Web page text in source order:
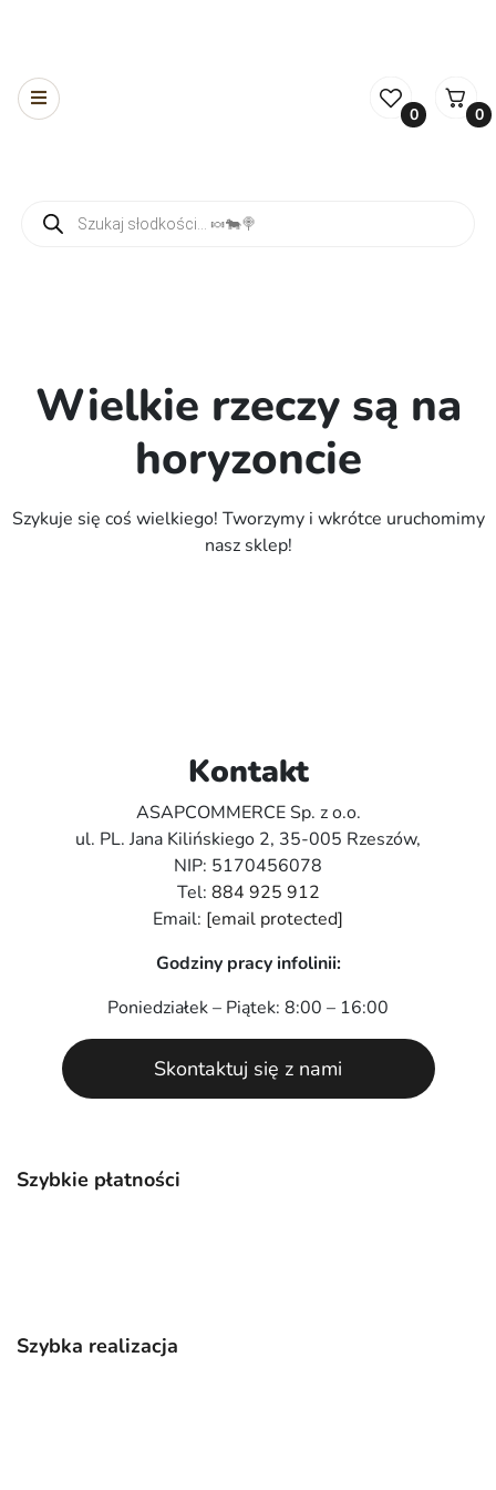
0 0
Wielkie rzeczy są na
horyzoncie
Szykuje się coś wielkiego! Tworzymy i wkrótce uruchomimy
nasz sklep!
Szybkie płatności
Szybka realizacja
Kontakt
ASAPCOMMERCE Sp. z o.o.
ul. PL. Jana Kilińskiego 2, 35-005 Rzeszów,
NIP: 5170456078
Tel: 884 925 912
Email: [email protected]
Godziny pracy infolinii:
Poniedziałek – Piątek: 8:00 – 16:00
Skontaktuj się z nami